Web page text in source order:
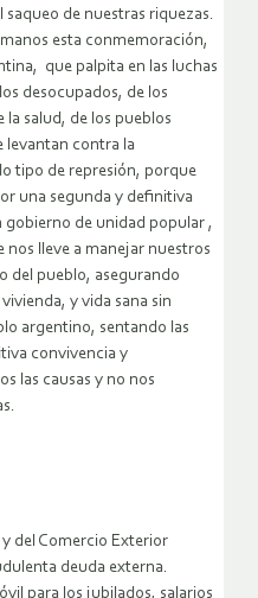
de nuestras riquezas.
esta conmemoración,
que palpita en las luchas
desocupados, de los
la salud, de los pueblos
levantan contra la
tipo de represión, porque
una segunda y definitiva
de unidad popular ,
nos lleve a manejar nuestros
del pueblo, asegurando
y vida sana sin
argentino, sentando las
convivencia y
las causas y no nos
del Comercio Exterior
deuda externa.
para los jubilados, salarios